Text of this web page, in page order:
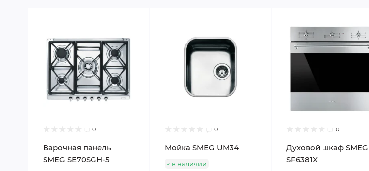
0
Варочная панель
SMEG SE70SGH-5
0
Мойка SMEG UM34
в наличии
0
Духовой шкаф SMEG
SF6381X